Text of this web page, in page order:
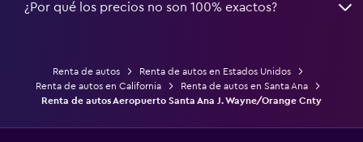
¿Por qué los precios no son 100% exactos?
Renta de autos
Renta de autos en Estados Unidos
Renta de autos en California
Renta de autos en Santa Ana
Renta de autos Aeropuerto Santa Ana J. Wayne/Orange Cnty